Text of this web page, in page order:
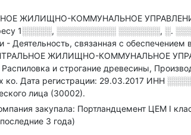
ЖИЛИЩНО-КОММУНАЛЬНОЕ
1░░░░░, ░░░░░░░░░░ ░░░░░░░, ░.
- Деятельность, связанная с обеспечением
ЖИЛИЩНО-КОММУНАЛЬНОЕ
и строгание древесины,
ко. Дата регистрации: 29.03.2017 ИНН
лица (30002).
закупала: Портландцемент ЦЕМ I
3 года)